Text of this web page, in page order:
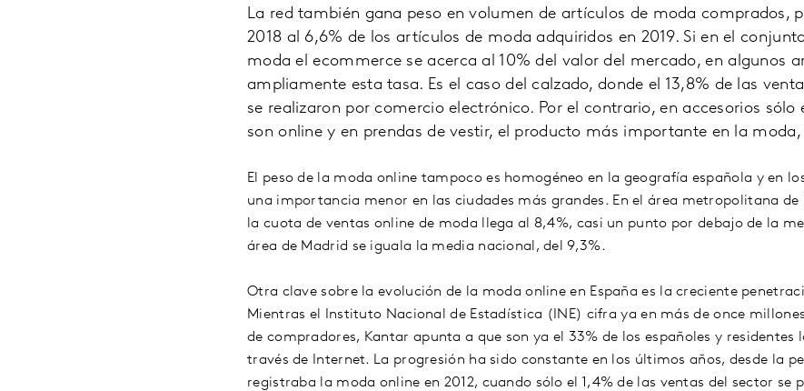
La red también gana peso en volumen de artículos de moda comprados,
2018 al 6,6% de los artículos de moda adquiridos en 2019. Si en el
moda el ecommerce se acerca al 10% del valor del mercado, en algunos
ampliamente esta tasa. Es el caso del calzado, donde el 13,8% de las
se realizaron por comercio electrónico. Por el contrario, en accesorios sólo
son online y en prendas de vestir, el producto más importante en la moda,
El peso de la moda online tampoco es homogéneo en la geografía española y en
una importancia menor en las ciudades más grandes. En el área metropolitana de
la cuota de ventas online de moda llega al 8,4%, casi un punto por debajo de la
área de Madrid se iguala la media nacional, del 9,3%.
Otra clave sobre la evolución de la moda online en España es la creciente
Mientras el Instituto Nacional de Estadística (INE) cifra ya en más de once
de compradores, Kantar apunta a que son ya el 33% de los españoles y residentes
través de Internet. La progresión ha sido constante en los últimos años, desde la
registraba la moda online en 2012, cuando sólo el 1,4% de las ventas del sector se